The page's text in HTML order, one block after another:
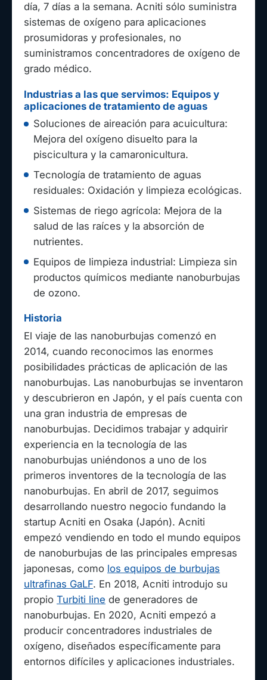
día, 7 días a la semana. Acniti sólo suministra
sistemas de oxígeno para aplicaciones
prosumidoras y profesionales, no
suministramos concentradores de oxígeno de
grado médico.
Industrias a las que servimos: Equipos y
aplicaciones de tratamiento de aguas
Soluciones de aireación para acuicultura:
Mejora del oxígeno disuelto para la
piscicultura y la camaronicultura.
Tecnología de tratamiento de aguas
residuales: Oxidación y limpieza ecológicas.
Sistemas de riego agrícola: Mejora de la
salud de las raíces y la absorción de
nutrientes.
Equipos de limpieza industrial: Limpieza sin
productos químicos mediante nanoburbujas
de ozono.
Historia
El viaje de las nanoburbujas comenzó en
2014, cuando reconocimos las enormes
posibilidades prácticas de aplicación de las
nanoburbujas. Las nanoburbujas se inventaron
y descubrieron en Japón, y el país cuenta con
una gran industria de empresas de
nanoburbujas. Decidimos trabajar y adquirir
experiencia en la tecnología de las
nanoburbujas uniéndonos a uno de los
primeros inventores de la tecnología de las
nanoburbujas. En abril de 2017, seguimos
desarrollando nuestro negocio fundando la
startup Acniti en Osaka (Japón). Acniti
empezó vendiendo en todo el mundo equipos
de nanoburbujas de las principales empresas
japonesas, como los equipos de burbujas
ultrafinas GaLF. En 2018, Acniti introdujo su
propio Turbiti line de generadores de
nanoburbujas. En 2020, Acniti empezó a
producir concentradores industriales de
oxígeno, diseñados específicamente para
entornos difíciles y aplicaciones industriales.